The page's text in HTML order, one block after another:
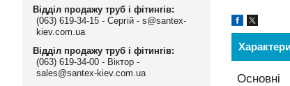
Основні
Відділ продажу труб і фітингів
(063) 619-34-15 - Сергій - s@santex-
kiev.com.ua
Відділ продажу труб і фітингів
(063) 619-34-00 - Віктор -
sales@santex-kiev.com.ua